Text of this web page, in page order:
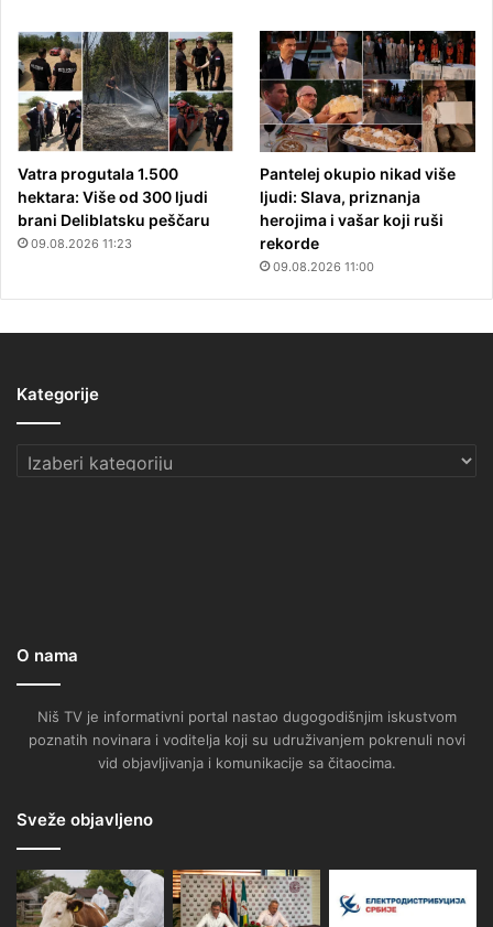
Vatra progutala 1.500
hektara: Više od 300 ljudi
brani Deliblatsku peščaru
09.08.2026 11:23
Pantelej okupio nikad više
ljudi: Slava, priznanja
herojima i vašar koji ruši
rekorde
09.08.2026 11:00
Kategorije
Kategorije
O nama
Niš TV je informativni portal nastao dugogodišnjim iskustvom
poznatih novinara i voditelja koji su udruživanjem pokrenuli novi
vid objavljivanja i komunikacije sa čitaocima.
Sveže objavljeno